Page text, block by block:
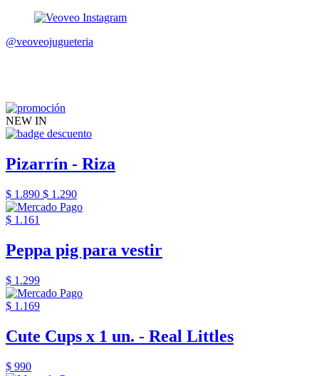
@veoveojugueteria
NEW IN
Pizarrín - Riza
$ 1.890 $ 1.290
$ 1.161
Peppa pig para vestir
$ 1.299
$ 1.169
Cute Cups x 1 un. - Real Littles
$ 990